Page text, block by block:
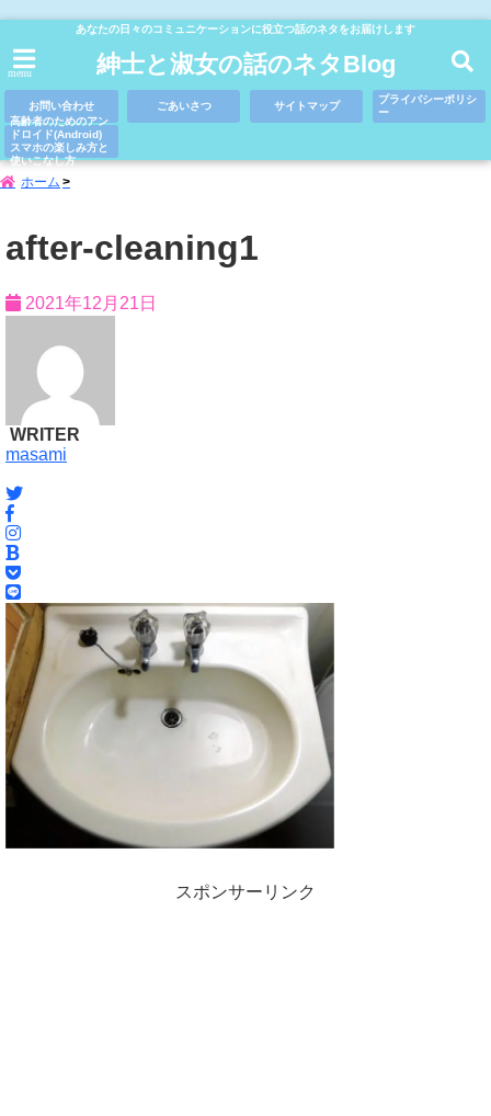
あなたの日々のコミュニケーションに役立つ話のネタをお届けします
menu 紳士と淑女の話のネタBlog
お問い合わせ ごあいさつ サイトマップ
プライバシーポリシ
ー
高齢者のためのアン
ドロイド(Android)
スマホの楽しみ方と
使いこなし方
ホーム
after-cleaning1
2021年12月21日
WRITER
masami
スポンサーリンク